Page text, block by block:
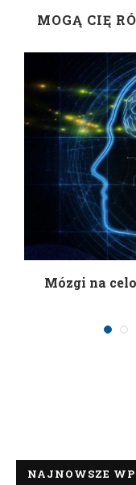
MOGĄ CIĘ
Mózgi na
NAJNOWSZE